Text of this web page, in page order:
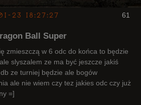
61
23 18:27:27
Ball Super
zmieszczą w 6 odc do końca to będzie
slyszalem ze ma być jeszcze jakiś
ze turniej będzie ale bogów
ale nie wiem czy tez jakies odc czy już
=]